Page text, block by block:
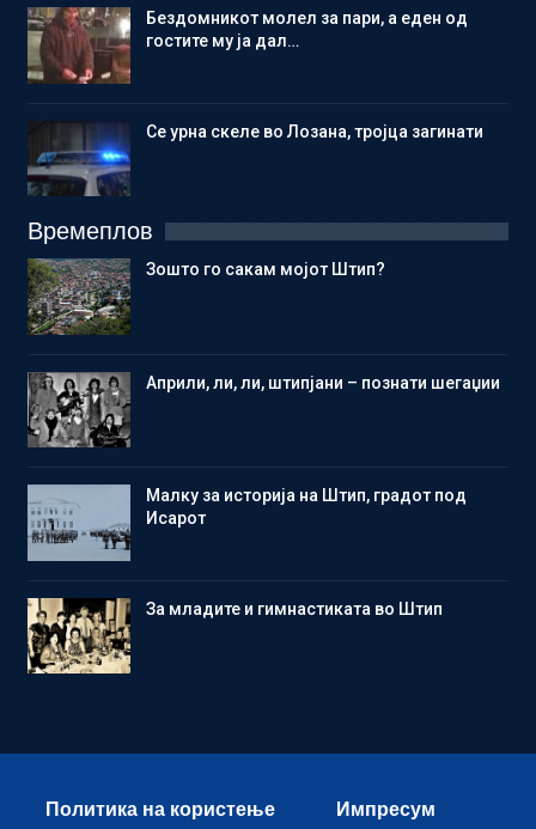
Бездомникот молел за пари, а еден од
гостите му ја дал…
Се урна скеле во Лозана, тројца загинати
Времеплов
Зошто го сакам мојот Штип?
Aприли, ли, ли, штипјани – познати шегаџии
Малку за историја на Штип, градот под
Исарот
Зa младите и гимнастиката во Штип
Политика на користење Импресум